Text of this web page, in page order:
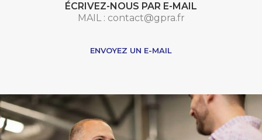
ÉCRIVEZ-NOUS PAR E-MAIL
MAIL : contact@gpra.fr
ENVOYEZ UN E-MAIL